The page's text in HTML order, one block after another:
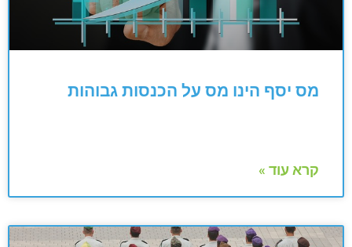
מס יסף הינו מס על הכנסות גבוהות
קרא עוד »